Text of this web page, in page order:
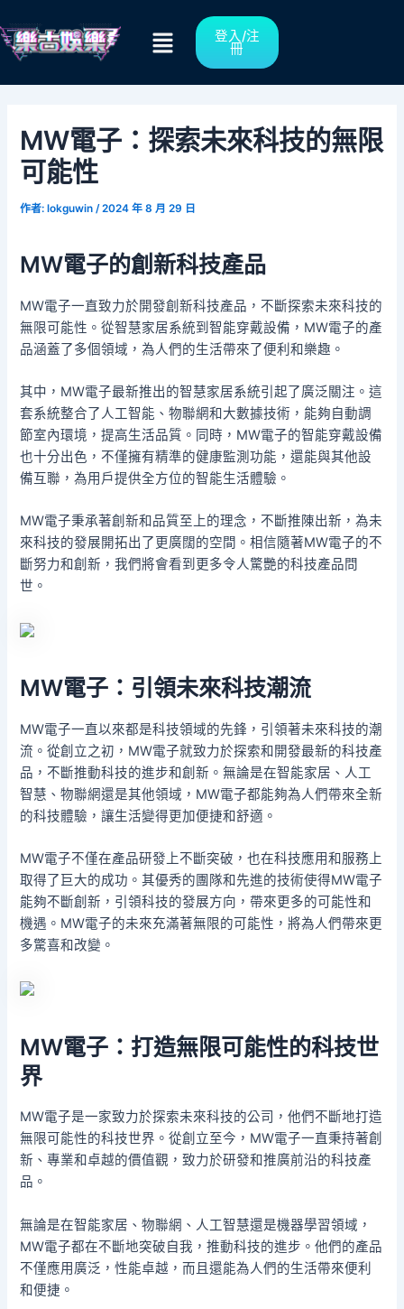
至
主
Menu 登入/注
冊
MW電子：探索未來科技的無限
可能性
作者:lokguwin /2024 年 8 月 29 日
MW電子的創新科技產品
MW電子一直致力於開發創新科技產品，不斷探索未來科技的
無限可能性。從智慧家居系統到智能穿戴設備，MW電子的產
品涵蓋了多個領域，為人們的生活帶來了便利和樂趣。
其中，MW電子最新推出的智慧家居系統引起了廣泛關注。這
套系統整合了人工智能、物聯網和大數據技術，能夠自動調
節室內環境，提高生活品質。同時，MW電子的智能穿戴設備
也十分出色，不僅擁有精準的健康監測功能，還能與其他設
備互聯，為用戶提供全方位的智能生活體驗。
MW電子秉承著創新和品質至上的理念，不斷推陳出新，為未
來科技的發展開拓出了更廣闊的空間。相信隨著MW電子的不
斷努力和創新，我們將會看到更多令人驚艷的科技產品問
世。
MW電子：引領未來科技潮流
MW電子一直以來都是科技領域的先鋒，引領著未來科技的潮
流。從創立之初，MW電子就致力於探索和開發最新的科技產
品，不斷推動科技的進步和創新。無論是在智能家居、人工
智慧、物聯網還是其他領域，MW電子都能夠為人們帶來全新
的科技體驗，讓生活變得更加便捷和舒適。
MW電子不僅在產品研發上不斷突破，也在科技應用和服務上
取得了巨大的成功。其優秀的團隊和先進的技術使得MW電子
能夠不斷創新，引領科技的發展方向，帶來更多的可能性和
機遇。MW電子的未來充滿著無限的可能性，將為人們帶來更
多驚喜和改變。
MW電子：打造無限可能性的科技世
界
MW電子是一家致力於探索未來科技的公司，他們不斷地打造
無限可能性的科技世界。從創立至今，MW電子一直秉持著創
新、專業和卓越的價值觀，致力於研發和推廣前沿的科技產
品。
無論是在智能家居、物聯網、人工智慧還是機器學習領域，
MW電子都在不斷地突破自我，推動科技的進步。他們的產品
不僅應用廣泛，性能卓越，而且還能為人們的生活帶來便利
和便捷。
navigation